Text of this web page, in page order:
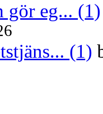
gör eg... (1)
(1)